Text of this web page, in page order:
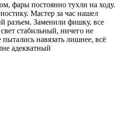
фары постоянно тухли на ходу.
Мастер за час нашел
разъем. Заменили фишку, все
стабильный, ничего не
навязать лишнее, всё
адекватный